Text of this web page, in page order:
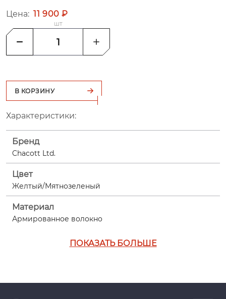
Цена: 11 900 ₽
шт
В КОРЗИНУ
Характеристики:
Бренд
Chacott Ltd.
Цвет
Желтый/Мятнозеленый
Материал
Армированное волокно
ПОКАЗАТЬ БОЛЬШЕ